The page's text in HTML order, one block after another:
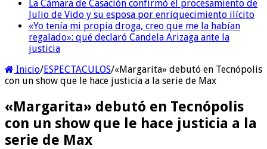
La Cámara de Casación confirmó el procesamiento de
Julio de Vido y su esposa por enriquecimiento ilícito
«Yo tenía mi propia droga, creo que me la habían
regalado»: qué declaró Candela Arizaga ante la
justicia
Inicio/ESPECTACULOS/«Margarita» debutó en Tecnópolis
con un show que le hace justicia a la serie de Max
«Margarita» debutó en Tecnópolis
con un show que le hace justicia a la
serie de Max